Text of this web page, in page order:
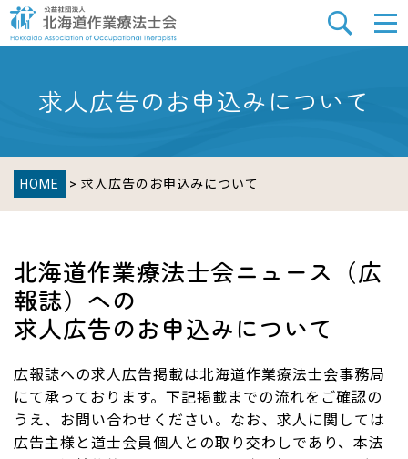
求人広告のお申込みについて
HOME > 求人広告のお申込みについて
北海道作業療法士会ニュース（広
報誌）への
求人広告のお申込みについて
広報誌への求人広告掲載は北海道作業療法士会事務局
にて承っております。下記掲載までの流れをご確認の
うえ、お問い合わせください。なお、求人に関しては
広告主様と道士会員個人との取り交わしであり、本法